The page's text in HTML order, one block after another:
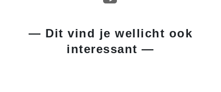
— Dit vind je wellicht ook
interessant —